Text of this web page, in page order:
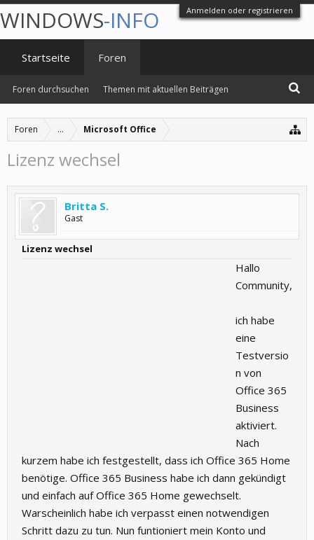
Anmelden oder registrieren
Foren ... Microsoft Office
Lizenz wechsel
Britta S.
Gast
Lizenz wechsel
Hallo
Community,
ich habe
eine
Testversio
n von
Office 365
Business
aktiviert.
Nach
kurzem habe ich festgestellt, dass ich Office 365 Home
benötige. Office 365 Business habe ich dann gekündigt
und einfach auf Office 365 Home gewechselt.
Warscheinlich habe ich verpasst einen notwendigen
Schritt dazu zu tun. Nun funtioniert mein Konto und
WINDOWS-INFO
Startseite Foren
Foren durchsuchen Themen mit aktuellen Beiträgen